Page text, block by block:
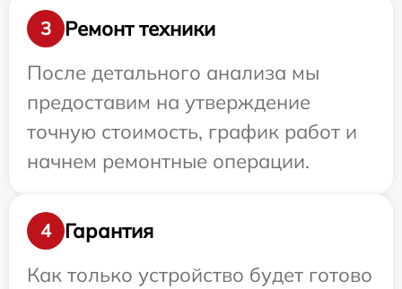
3
Ремонт техники
После детального анализа мы
предоставим на утверждение
точную стоимость, график работ и
начнем ремонтные операции.
4
Гарантия
Как только устройство будет готово